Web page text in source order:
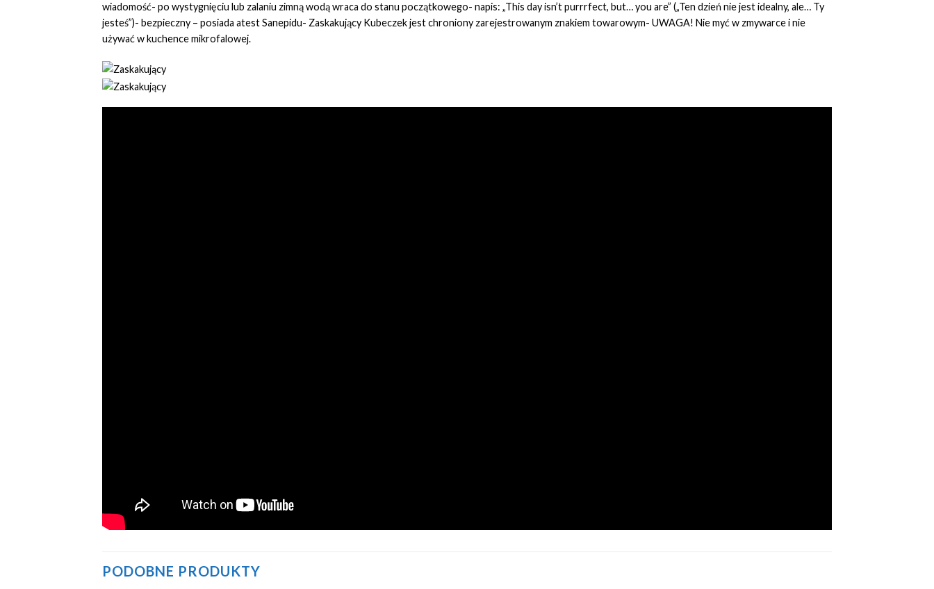
wiadomość- po wystygnięciu lub zalaniu zimną wodą wraca do stanu początkowego- napis: „This day isn’t purrrfect, but… you are” („Ten dzień nie jest idealny, ale… Ty
jesteś”)- bezpieczny – posiada atest Sanepidu- Zaskakujący Kubeczek jest chroniony zarejestrowanym znakiem towarowym- UWAGA! Nie myć w zmywarce i nie
używać w kuchence mikrofalowej.
PODOBNE PRODUKTY